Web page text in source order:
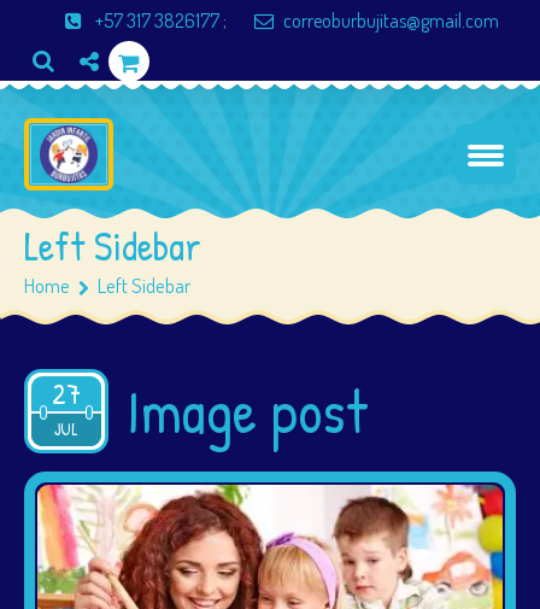
+57 317 3826177 ; correoburbujitas@gmail.com
Left Sidebar
Home Left Sidebar
27
JUL
2015 Image post